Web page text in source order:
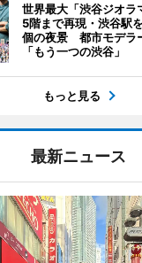
世界最大「渋谷ジオ
5階まで再現・渋谷駅
個の夜景 都市モデラ
「もう一つの渋谷」
もっと見る
最新ニュース